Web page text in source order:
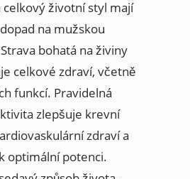
celkový životní styl mají
na mužskou
bohatá na živiny
celkové zdraví, včetně
funkcí. Pravidelná
zlepšuje krevní
zdraví a
optimální potenci.